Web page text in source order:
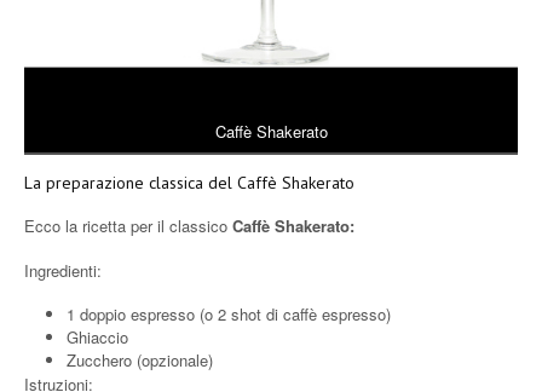
Caffè Shakerato
La preparazione classica del Caffè Shakerato
Ecco la ricetta per il classico Caffè Shakerato:
Ingredienti:
1 doppio espresso (o 2 shot di caffè espresso)
Ghiaccio
Zucchero (opzionale)
Istruzioni: